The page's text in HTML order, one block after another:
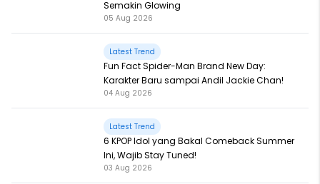
Semakin Glowing
05 Aug 2026
Latest Trend
Fun Fact Spider-Man Brand New Day:
Karakter Baru sampai Andil Jackie Chan!
04 Aug 2026
Latest Trend
6 KPOP Idol yang Bakal Comeback Summer
Ini, Wajib Stay Tuned!
03 Aug 2026